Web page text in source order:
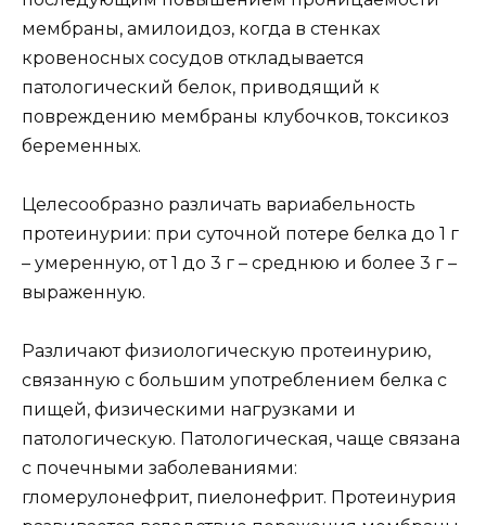
мембраны, амилоидоз, когда в стенках
кровеносных сосудов откладывается
патологический белок, приводящий к
повреждению мембраны клубочков, токсикоз
беременных.
Целесообразно различать вариабельность
протеинурии: при суточной потере белка до 1 г
– умеренную, от 1 до 3 г – среднюю и более 3 г –
выраженную.
Различают физиологическую протеинурию,
связанную с большим употреблением белка с
пищей, физическими нагрузками и
патологическую. Патологическая, чаще связана
с почечными заболеваниями:
гломерулонефрит, пиелонефрит. Протеинурия